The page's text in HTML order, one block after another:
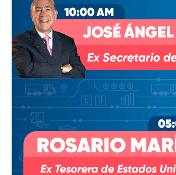
afectados y una queja de oficio de la
Derechos Humanos; en abril de
presidenteAndrés Manuel López
una petición del gobernador Ricardo
un “a lo mejor se lo cambiamos” que
trámite documentado; y desde 2025,
del Agua asegura estar “evaluando”
concesión, hasta el momento, sin
También lee:Diputada pide poner un
El Realito